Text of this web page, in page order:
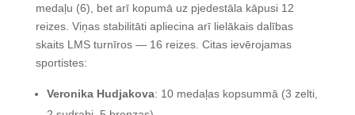
medaļu (6), bet arī kopumā uz pjedestāla kāpusi 12
reizes. Viņas stabilitāti apliecina arī lielākais dalības
skaits LMS turnīros — 16 reizes. Citas ievērojamas
sportistes:
Veronika Hudjakova: 10 medaļas kopsummā (3 zelti,